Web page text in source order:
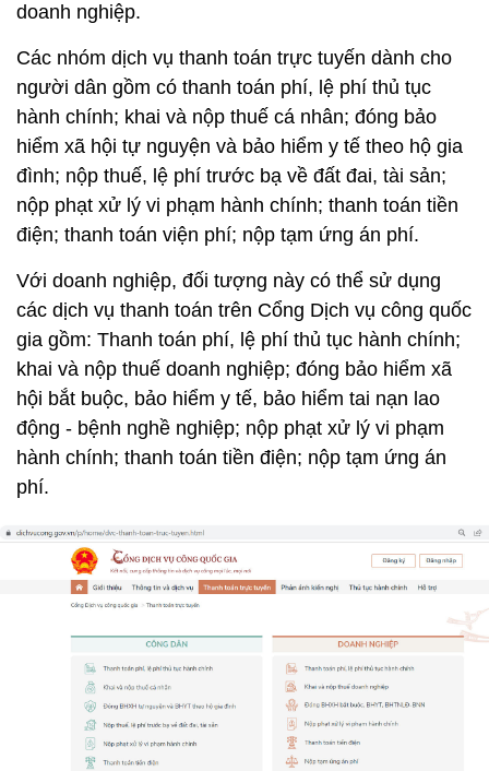
doanh nghiệp.
Các nhóm dịch vụ thanh toán trực tuyến dành cho
người dân gồm có thanh toán phí, lệ phí thủ tục
hành chính; khai và nộp thuế cá nhân; đóng bảo
hiểm xã hội tự nguyện và bảo hiểm y tế theo hộ gia
đình; nộp thuế, lệ phí trước bạ về đất đai, tài sản;
nộp phạt xử lý vi phạm hành chính; thanh toán tiền
điện; thanh toán viện phí; nộp tạm ứng án phí.
Với doanh nghiệp, đối tượng này có thể sử dụng
các dịch vụ thanh toán trên Cổng Dịch vụ công quốc
gia gồm: Thanh toán phí, lệ phí thủ tục hành chính;
khai và nộp thuế doanh nghiệp; đóng bảo hiểm xã
hội bắt buộc, bảo hiểm y tế, bảo hiểm tai nạn lao
động - bệnh nghề nghiệp; nộp phạt xử lý vi phạm
hành chính; thanh toán tiền điện; nộp tạm ứng án
phí.